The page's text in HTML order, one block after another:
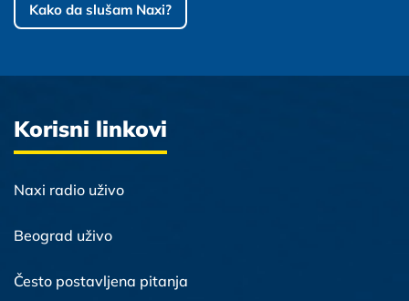
Kako da slušam Naxi?
Korisni linkovi
Naxi radio uživo
Beograd uživo
Često postavljena pitanja